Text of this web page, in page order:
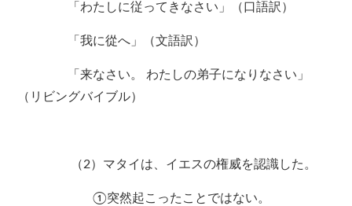
「わたしに従ってきなさい」（口語訳）
「我に從へ」（文語訳）
「来なさい。 わたしの弟子になりなさい」
（リビングバイブル）
（2）マタイは、イエスの権威を認識した。
①突然起こったことではない。